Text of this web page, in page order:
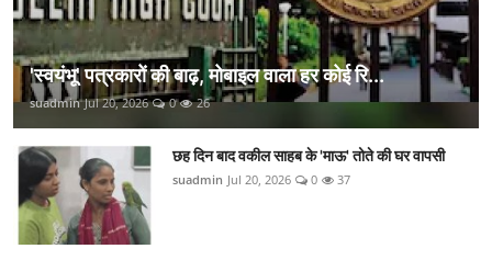
'स्वयंभू' पत्रकारों की बाढ़, मोबाइल वाला हर कोई रि...
suadmin Jul 20, 2026 0 26
छह दिन बाद वकील साहब के 'माऊ' तोते की घर वापसी
suadmin Jul 20, 2026 0 37